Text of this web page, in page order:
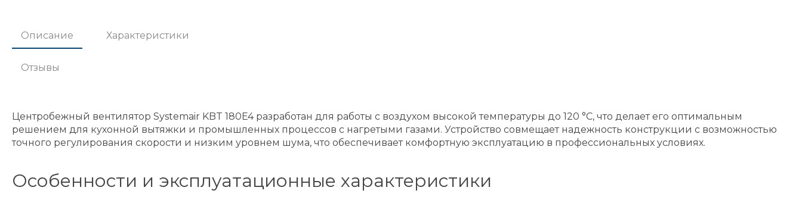
Описание Характеристики
Отзывы
Центробежный вентилятор Systemair KBT 180E4 разработан для работы с воздухом высокой температуры до 120 °C, что делает его оптимальным
решением для кухонной вытяжки и промышленных процессов с нагретыми газами. Устройство совмещает надежность конструкции с возможностью
точного регулирования скорости и низким уровнем шума, что обеспечивает комфортную эксплуатацию в профессиональных условиях.
Особенности и эксплуатационные характеристики